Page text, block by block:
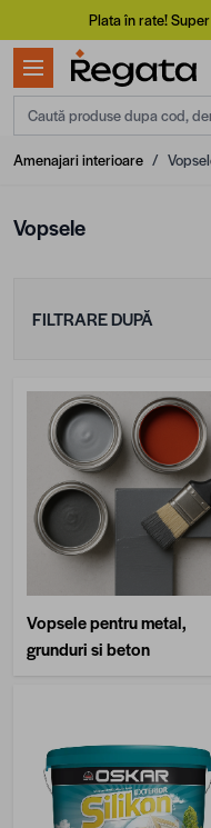
Mergi la ConținutPlata în rate!
Caută produse dupa cod,
Amenajari interioare /
Vopsele
FILTRARE DUPĂ
Vopsele pentru metal,
grunduri si beton